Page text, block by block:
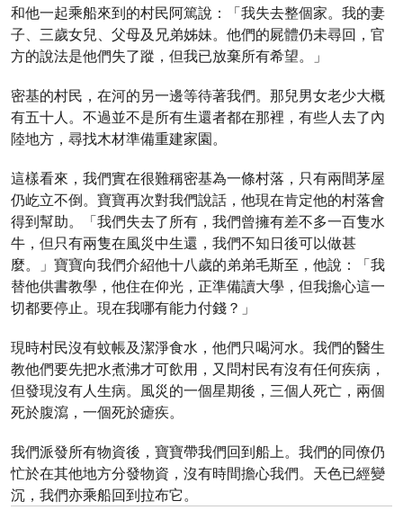
和他一起乘船來到的村民阿篤說：「我失去整個家。我的妻
子、三歲女兒、父母及兄弟姊妹。他們的屍體仍未尋回，官
方的說法是他們失了蹤，但我已放棄所有希望。」
密基的村民，在河的另一邊等待著我們。那兒男女老少大概
有五十人。不過並不是所有生還者都在那裡，有些人去了內
陸地方，尋找木材準備重建家園。
這樣看來，我們實在很難稱密基為一條村落，只有兩間茅屋
仍屹立不倒。寶寶再次對我們說話，他現在肯定他的村落會
得到幫助。「我們失去了所有，我們曾擁有差不多一百隻水
牛，但只有兩隻在風災中生還，我們不知日後可以做甚
麼。」寶寶向我們介紹他十八歲的弟弟毛斯至，他說：「我
替他供書教學，他住在仰光，正準備讀大學，但我擔心這一
切都要停止。現在我哪有能力付錢？」
現時村民沒有蚊帳及潔淨食水，他們只喝河水。我們的醫生
教他們要先把水煮沸才可飲用，又問村民有沒有任何疾病，
但發現沒有人生病。風災的一個星期後，三個人死亡，兩個
死於腹瀉，一個死於瘧疾。
我們派發所有物資後，寶寶帶我們回到船上。我們的同僚仍
忙於在其他地方分發物資，沒有時間擔心我們。天色已經變
沉，我們亦乘船回到拉布它。